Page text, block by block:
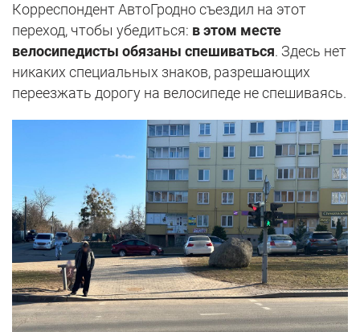
Корреспондент АвтоГродно съездил на этот
переход, чтобы убедиться: в этом месте
велосипедисты обязаны спешиваться. Здесь нет
никаких специальных знаков, разрешающих
переезжать дорогу на велосипеде не спешиваясь.